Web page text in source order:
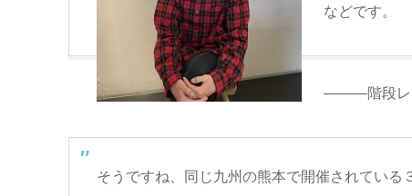
などです。
―――階段レ
そうですね、同じ九州の熊本で開催されてい